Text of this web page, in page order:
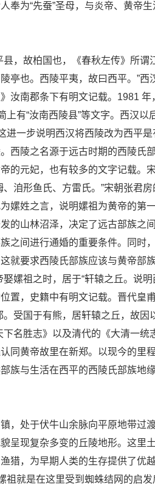
奉为“先蚕”圣母，与炎帝、黄帝
，故柏国也，《春秋左传》所谓
亭也。西陵平夷，故曰西平。”西
汝南郡条下有明文记载。1981 年
上有“汝南西陵县”等文字。西汉以
进一步说明西汉将西陵改为西平是
西陵之名源于远古时期的西陵氏
的元妃，也有较多的文字记载。
洎形鱼氏、方雷氏。”宋朝张君
嫘姓之言，说明嫘祖为黄帝的第
的山林沼泽，决定了远古部族之
之间进行通婚的重要条件。同时
就要求西陵氏部族应该与黄帝部
嫘祖之时，居于“轩辕之丘。说
置，史籍中有明文记载。晋代皇
受国于有熊，居轩辕之丘，故因
名胜志》以及清代的《大清一统
同黄帝故里在新郑。以现今的里
族与生活在西平的西陵氏部族地
，处于伏牛山余脉向平原地带过
呈现复杂多变的丘陵地形。这里
猎，为早期人类的生存提供了优越
祖就是在这里受到蜘蛛结网的启